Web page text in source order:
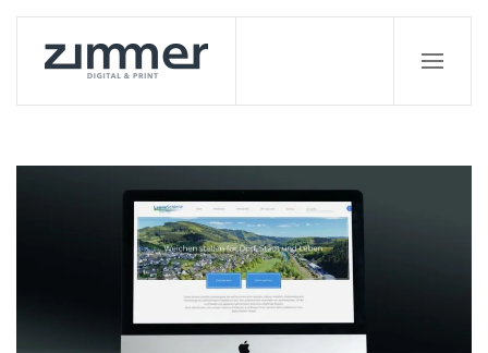
Zum Hauptinhalt springen